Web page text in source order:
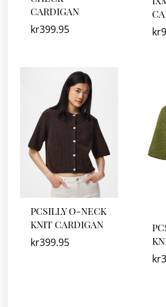
CARDIGAN
kr399.95 kr
PCSILLY O-NECK
KNIT CARDIGAN
kr399.95
kr